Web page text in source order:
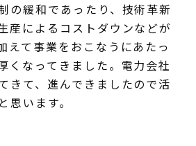
の緩和であったり、技術革新
産によるコストダウンなどが
えて事業をおこなうにあたっ
くなってきました。電力会社
きて、進んできましたので活
思います。